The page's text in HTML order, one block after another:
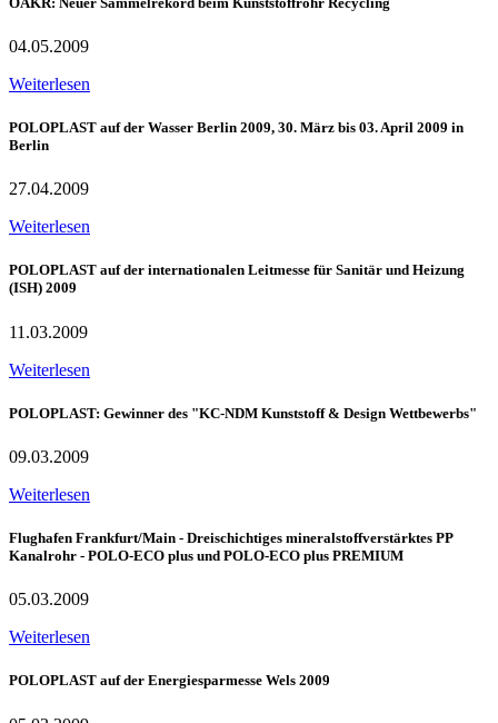
04.05.2009
Weiterlesen
POLOPLAST auf der Wasser Berlin 2009, 30. März bis 03. April 2009 in
Berlin
27.04.2009
Weiterlesen
POLOPLAST auf der internationalen Leitmesse für Sanitär und Heizung
(ISH) 2009
11.03.2009
Weiterlesen
POLOPLAST: Gewinner des "KC-NDM Kunststoff & Design Wettbewerbs"
09.03.2009
Weiterlesen
Flughafen Frankfurt/Main - Dreischichtiges mineralstoffverstärktes PP
Kanalrohr - POLO-ECO plus und POLO-ECO plus PREMIUM
05.03.2009
Weiterlesen
POLOPLAST auf der Energiesparmesse Wels 2009